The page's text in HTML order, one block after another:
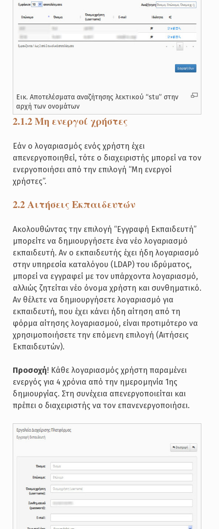
Εικ. Αποτελέσματα αναζήτησης λεκτικού “stu” στην
αρχή των ονομάτων
2.1.2 Μη ενεργοί χρήστες
Εάν ο λογαριασμός ενός χρήστη έχει
απενεργοποιηθεί, τότε ο διαχειριστής μπορεί να τον
ενεργοποιήσει από την επιλογή “Μη ενεργοί
χρήστες”.
2.2 Αιτήσεις Εκπαιδευτών
Ακολουθώντας την επιλογή “Εγγραφή Εκπαιδευτή”
μπορείτε να δημιουργήσετε ένα νέο λογαριασμό
εκπαιδευτή. Αν ο εκπαιδευτής έχει ήδη λογαριασμό
στην υπηρεσία καταλόγου (LDAP) του ιδρύματος,
μπορεί να εγγραφεί με τον υπάρχοντα λογαριασμό,
αλλιώς ζητείται νέο όνομα χρήστη και συνθηματικό.
Αν θέλετε να δημιουργήσετε λογαριασμό για
εκπαιδευτή, που έχει κάνει ήδη αίτηση από τη
φόρμα αίτησης λογαριασμού, είναι προτιμότερο να
χρησιμοποιήσετε την επόμενη επιλογή (Αιτήσεις
Εκπαιδευτών).
Προσοχή! Κάθε λογαριασμός χρήστη παραμένει
ενεργός για 4 χρόνια από την ημερομηνία 1ης
δημιουργίας. Στη συνέχεια απενεργοποιείται και
πρέπει ο διαχειριστής να τον επανενεργοποιήσει.